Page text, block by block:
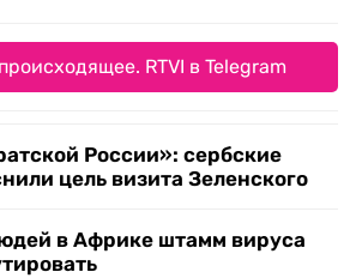
RTVI в Telegram
России»: сербские
цель визита Зеленского
в Африке штамм вируса